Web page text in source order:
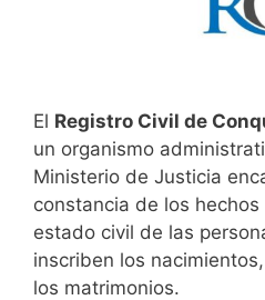
El Registro Civil de
un organismo
Ministerio de Justicia
constancia de los
estado civil de las
inscriben los
los matrimonios.